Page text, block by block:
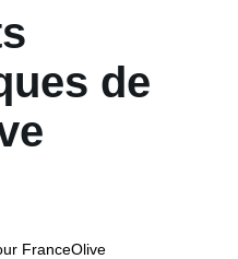
de
FranceOlive